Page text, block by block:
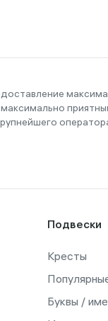
Подвески
Кресты
Буквы /